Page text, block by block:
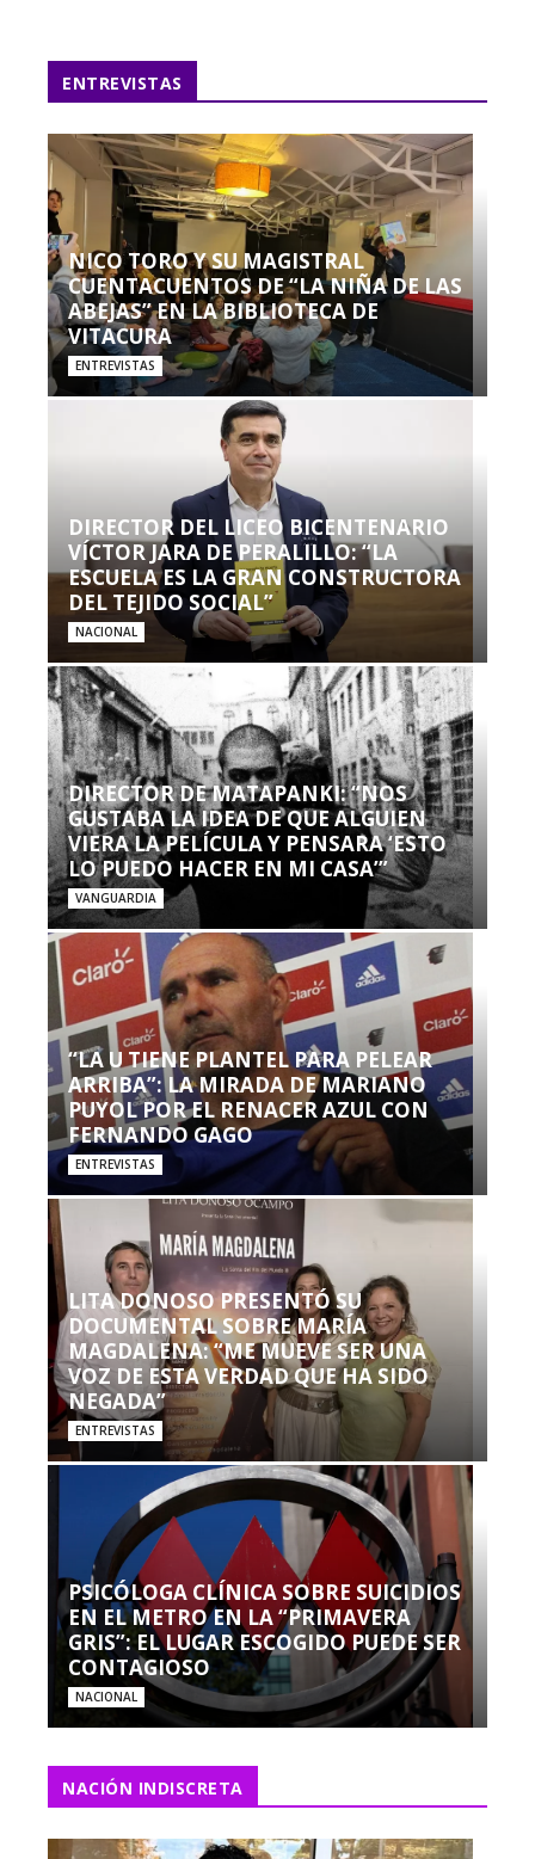
ENTREVISTAS
NICO TORO Y SU MAGISTRAL
CUENTACUENTOS DE “LA NIÑA DE LAS
ABEJAS” EN LA BIBLIOTECA DE
VITACURA
ENTREVISTAS
DIRECTOR DEL LICEO BICENTENARIO
VÍCTOR JARA DE PERALILLO: “LA
ESCUELA ES LA GRAN CONSTRUCTORA
DEL TEJIDO SOCIAL”
NACIONAL
DIRECTOR DE MATAPANKI: “NOS
GUSTABA LA IDEA DE QUE ALGUIEN
VIERA LA PELÍCULA Y PENSARA ‘ESTO
LO PUEDO HACER EN MI CASA’”
VANGUARDIA
“LA U TIENE PLANTEL PARA PELEAR
ARRIBA”: LA MIRADA DE MARIANO
PUYOL POR EL RENACER AZUL CON
FERNANDO GAGO
ENTREVISTAS
LITA DONOSO PRESENTÓ SU
DOCUMENTAL SOBRE MARÍA
MAGDALENA: “ME MUEVE SER UNA
VOZ DE ESTA VERDAD QUE HA SIDO
NEGADA”
ENTREVISTAS
PSICÓLOGA CLÍNICA SOBRE SUICIDIOS
EN EL METRO EN LA “PRIMAVERA
GRIS”: EL LUGAR ESCOGIDO PUEDE SER
CONTAGIOSO
NACIONAL
NACIÓN INDISCRETA